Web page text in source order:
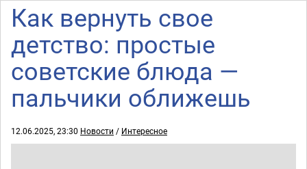
Как вернуть свое
детство: простые
советские блюда —
пальчики оближешь
12.06.2025, 23:30 Новости / Интересное